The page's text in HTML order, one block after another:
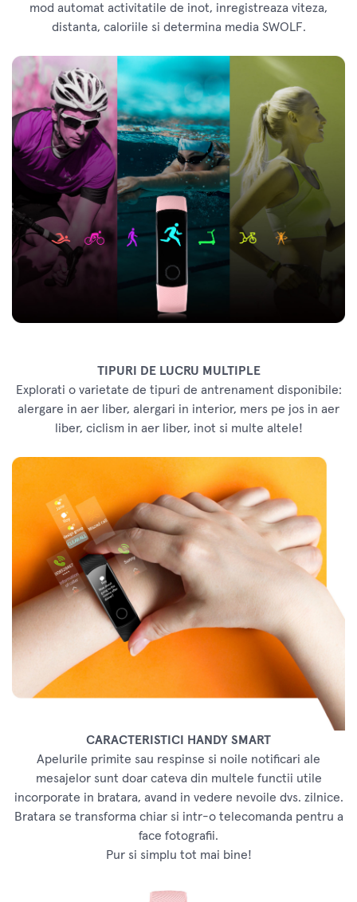
mod automat activitatile de inot, inregistreaza viteza,
distanta, caloriile si determina media SWOLF.
TIPURI DE LUCRU MULTIPLE
Explorati o varietate de tipuri de antrenament disponibile:
alergare in aer liber, alergari in interior, mers pe jos in aer
liber, ciclism in aer liber, inot si multe altele!
CARACTERISTICI HANDY SMART
Apelurile primite sau respinse si noile notificari ale
mesajelor sunt doar cateva din multele functii utile
incorporate in bratara, avand in vedere nevoile dvs. zilnice.
Bratara se transforma chiar si intr-o telecomanda pentru a
face fotografii.
Pur si simplu tot mai bine!